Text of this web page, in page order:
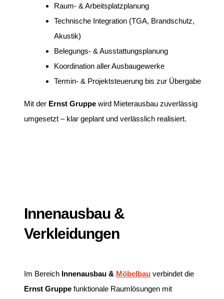
Raum- & Arbeitsplatzplanung
Technische Integration (TGA, Brandschutz,
Akustik)
Belegungs- & Ausstattungsplanung
Koordination aller Ausbaugewerke
Termin- & Projektsteuerung bis zur Übergabe
Mit der Ernst Gruppe wird Mieterausbau zuverlässig
umgesetzt – klar geplant und verlässlich realisiert.
Innenausbau &
Verkleidungen
Im Bereich Innenausbau & Möbelbau verbindet die
Ernst Gruppe funktionale Raumlösungen mit